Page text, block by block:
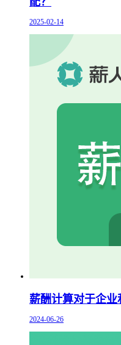
2025-02-14
薪酬计算对于企
2024-06-26